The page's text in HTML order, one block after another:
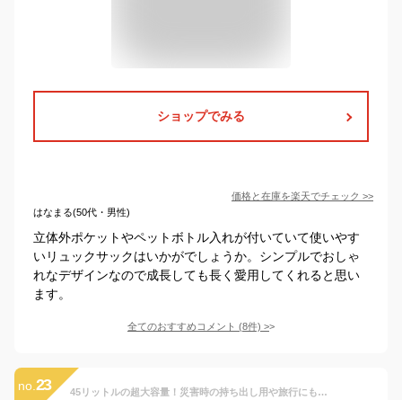
ショップでみる
価格と在庫を楽天でチェック >>
はなまる(50代・男性)
立体外ポケットやペットボトル入れが付いていて使いやす
いリュックサックはいかがでしょうか。シンプルでおしゃ
れなデザインなので成長しても長く愛用してくれると思い
ます。
全てのおすすめコメント (8件) >
no. 23 45リットルの超大容量！災害時の持ち出し用や旅行にも！ 大型 リュックサック I-15481 45L メンズ レディース バックパック 大容量 大きい 軽量 チェストベルト 登山 リュック 持ち出し あす楽 通学 防災 安い 災害 非常 地震対策 180914ruck